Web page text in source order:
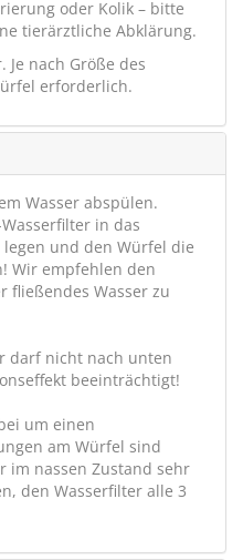
oder Kolik – bitte
tierärztliche Abklärung.
nach Größe des
erforderlich.
Wasser abspülen.
in das
und den Würfel die
Wir empfehlen den
fließendes Wasser zu
darf nicht nach unten
beeinträchtigt!
um einen
am Würfel sind
im nassen Zustand sehr
den Wasserfilter alle 3